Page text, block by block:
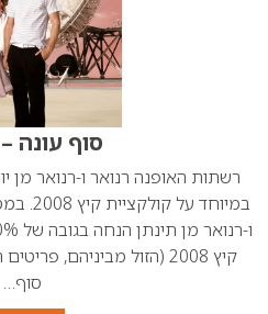
סוף עונה
רשתות האופנה רנואר ו-רנואר מן
קיץ 2008 (הזול
סוף…